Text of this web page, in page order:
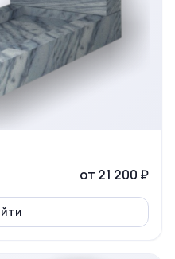
от 21 200 ₽